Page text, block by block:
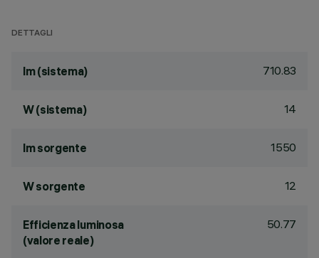
DETTAGLI
lm (sistema) 710.83
W (sistema) 14
lm sorgente 1550
W sorgente 12
Efficienza luminosa
(valore reale)
50.77